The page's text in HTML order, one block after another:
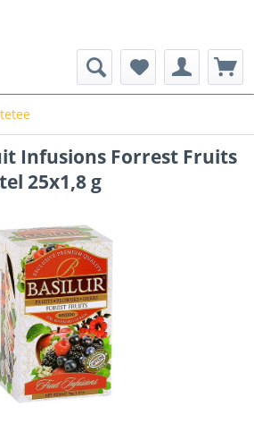
Infusions Forrest Fruits
25x1,8 g